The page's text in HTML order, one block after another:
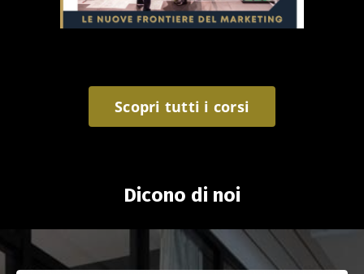
Scopri tutti i corsi
Dicono di noi